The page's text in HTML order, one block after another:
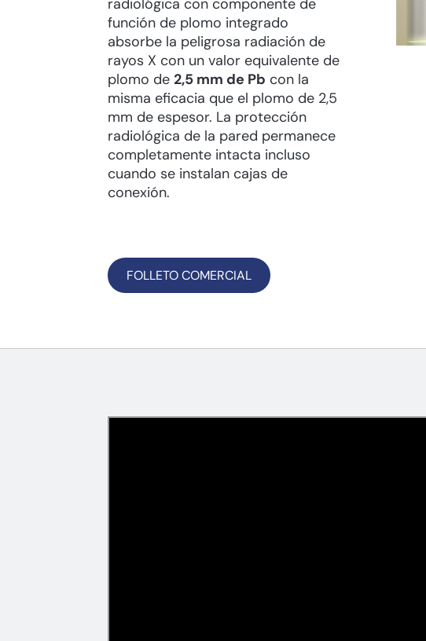
radiológica con componente de
función de plomo integrado
absorbe la peligrosa radiación de
rayos X con un valor equivalente de
plomo de 2,5 mm de Pb con la
misma eficacia que el plomo de 2,5
mm de espesor. La protección
radiológica de la pared permanece
completamente intacta incluso
cuando se instalan cajas de
conexión.
FOLLETO COMERCIAL